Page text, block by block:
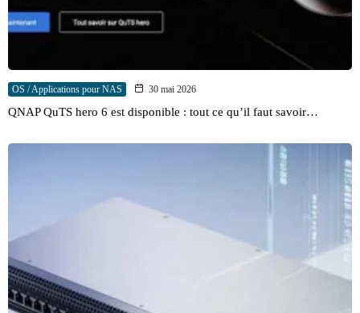
OS / Applications pour NAS 30 mai 2026
QNAP QuTS hero 6 est disponible : tout ce qu’il faut savoir…